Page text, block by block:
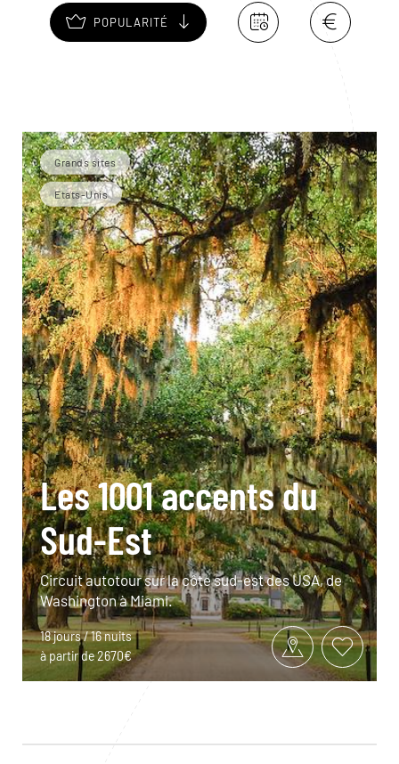
POPULARITÉ
Grands sites
Etats-Unis
Les 1001 accents du
Sud-Est
Circuit autotour sur la côte sud-est des USA, de
Washington à Miami.
18 jours / 16 nuits
à partir de 2670€